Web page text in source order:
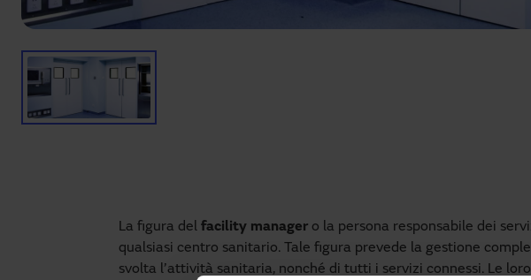
La figura del facility manager o la persona responsabile dei
qualsiasi centro sanitario. Tale figura prevede la gestione
svolta l’attività sanitaria, nonché di tutti i servizi connessi. Le